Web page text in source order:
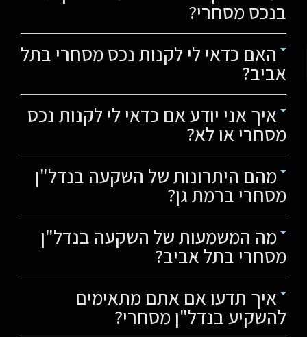
בנכס מסחרי?
האם כדאי לי לקנות נכס מסחרי בתל
אביב?
איך אני יודע אם כדאי לי לקנות נכס
מסחרי או לא?
מהם היתרונות של השקעה בנדל"ן
מסחרי ברמת גן?
מה המשמעות של השקעה בנדל"ן
מסחרי בתל אביב?
איך תדעו אם אתם מתאימים
להשקיע בנדל"ן מסחרי?